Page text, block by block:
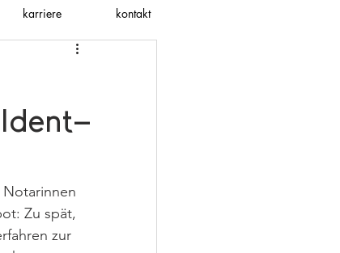
karriere kontakt
Zu spät,
zur